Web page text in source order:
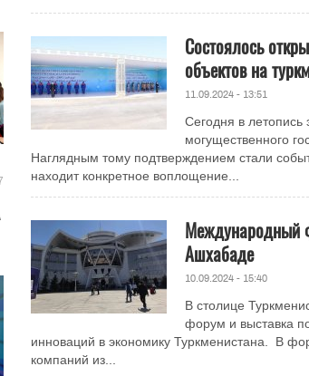
Состоялось
объектов на
11.09.2024 - 13:51
Сегодня в
могущественного
Наглядным тому подтверждением стали
находит конкретное воплощение...
Международный
Ашхабаде
10.09.2024 - 15:40
В столице
форум и выставка
инноваций в экономику Туркменистана. В
компаний из...